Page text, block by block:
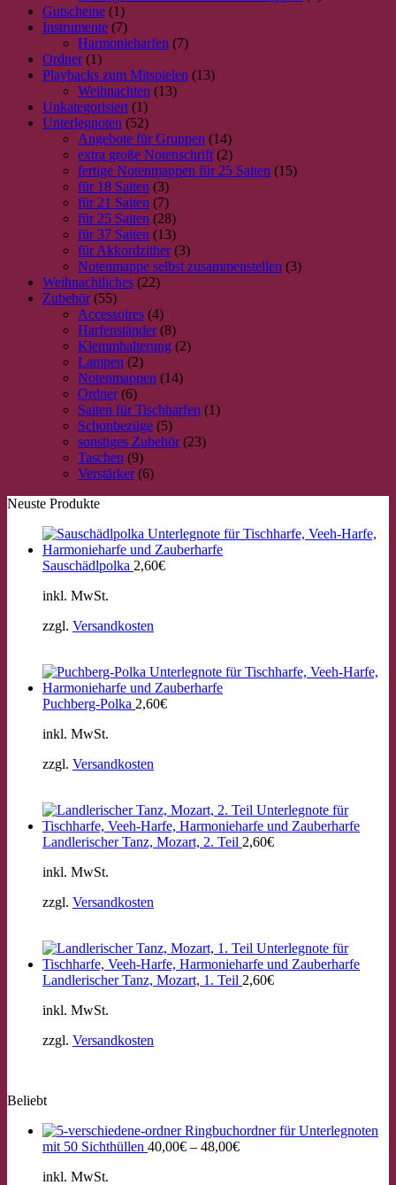
Gutscheine (1)
Instrumente (7)
Harmonieharfen (7)
Ordner (1)
Playbacks zum Mitspielen (13)
Weihnachten (13)
Unkategorisiert (1)
Unterlegnoten (52)
Angebote für Gruppen (14)
extra große Notenschrift (2)
fertige Notenmappen für 25 Saiten (15)
für 18 Saiten (3)
für 21 Saiten (7)
für 25 Saiten (28)
für 37 Saiten (13)
für Akkordzither (3)
Notenmappe selbst zusammenstellen (3)
Weihnachtliches (22)
Zubehör (55)
Accessoires (4)
Harfenständer (8)
Klemmhalterung (2)
Lampen (2)
Notenmappen (14)
Ordner (6)
Saiten für Tischharfen (1)
Schonbezüge (5)
sonstiges Zubehör (23)
Taschen (9)
Verstärker (6)
Neuste Produkte
Sauschädlpolka 2,60€
inkl. MwSt.
zzgl. Versandkosten
Puchberg-Polka 2,60€
inkl. MwSt.
zzgl. Versandkosten
Landlerischer Tanz, Mozart, 2. Teil 2,60€
inkl. MwSt.
zzgl. Versandkosten
Landlerischer Tanz, Mozart, 1. Teil 2,60€
inkl. MwSt.
zzgl. Versandkosten
Beliebt
Ringbuchordner für Unterlegnoten
mit 50 Sichthüllen 40,00€ – 48,00€
inkl. MwSt.